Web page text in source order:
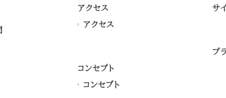
アクセス
アクセス
コンセプト
コンセプト
サ
プ